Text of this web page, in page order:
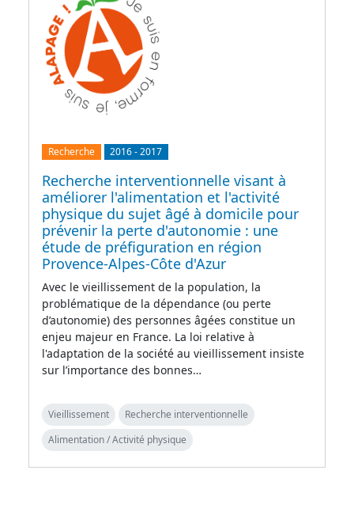
Recherche 2016-2017
Recherche interventionnelle visant à
améliorer l'alimentation et l'activité
physique du sujet âgé à domicile pour
prévenir la perte d'autonomie : une
étude de préfiguration en région
Provence-Alpes-Côte d'Azur
Avec le vieillissement de la population, la
problématique de la dépendance (ou perte
d’autonomie) des personnes âgées constitue un
enjeu majeur en France. La loi relative à
l'adaptation de la société au vieillissement insiste
sur l’importance des bonnes…
Vieillissement
Recherche interventionnelle
Alimentation / Activité physique